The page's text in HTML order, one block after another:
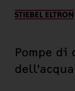
Chi siamo
Pompe di
dell'acqua